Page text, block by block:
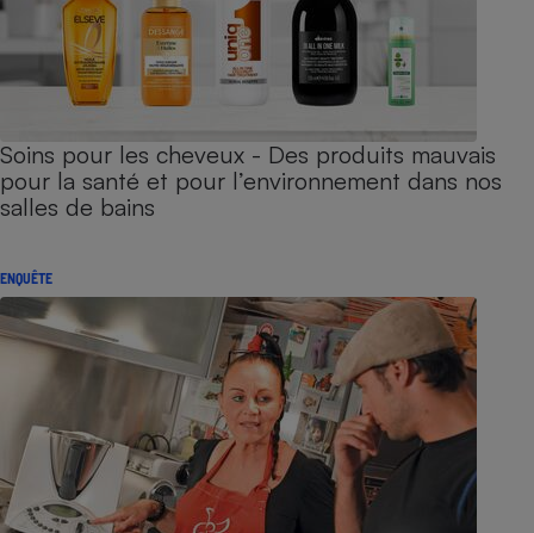
Soins pour les cheveux - Des produits mauvais
pour la santé et pour l’environnement dans nos
salles de bains
ENQUÊTE